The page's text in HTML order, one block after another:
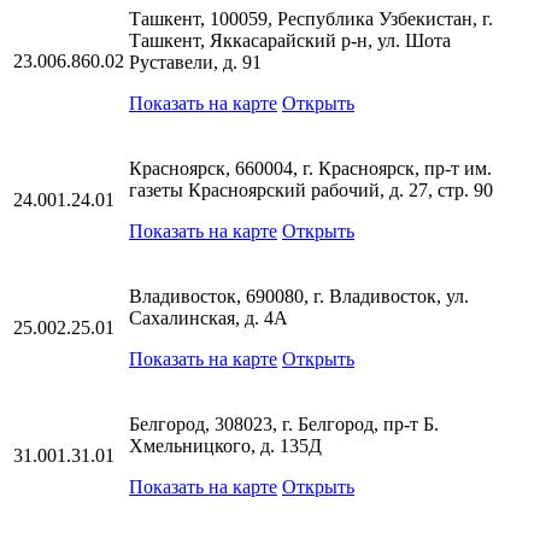
23.006.860.02
Ташкент, 100059, Республика Узбекистан, г.
Ташкент, Яккасарайский р-н, ул. Шота
Руставели, д. 91
Показать на карте Открыть
24.001.24.01
Красноярск, 660004, г. Красноярск, пр-т им.
газеты Красноярский рабочий, д. 27, стр. 90
Показать на карте Открыть
25.002.25.01
Владивосток, 690080, г. Владивосток, ул.
Сахалинская, д. 4А
Показать на карте Открыть
31.001.31.01
Белгород, 308023, г. Белгород, пр-т Б.
Хмельницкого, д. 135Д
Показать на карте Открыть